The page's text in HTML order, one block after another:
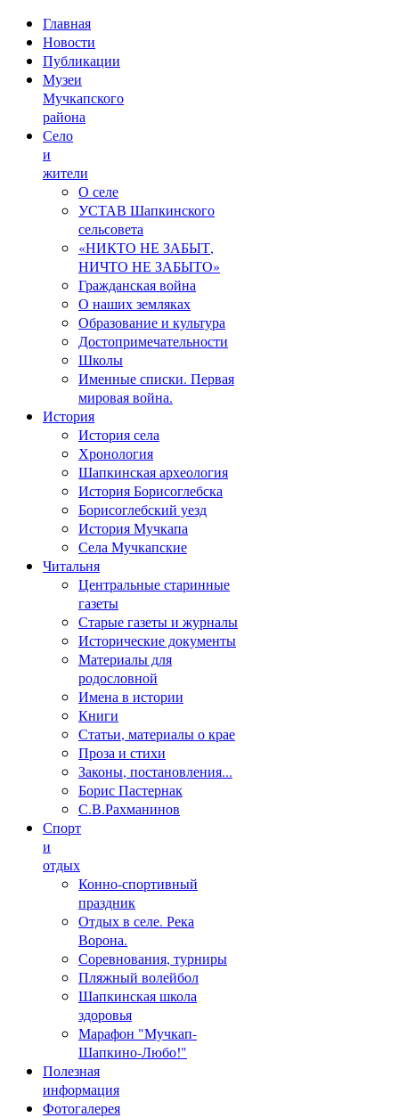
Главная
Новости
Публикации
Музеи
Мучкапского
района
Село
и
жители
О селе
УСТАВ Шапкинского
сельсовета
«НИКТО НЕ ЗАБЫТ,
НИЧТО НЕ ЗАБЫТО»
Гражданская война
О наших земляках
Образование и культура
Достопримечательности
Школы
Именные списки. Первая
мировая война.
История
История села
Хронология
Шапкинская археология
История Борисоглебска
Борисоглебский уезд
История Мучкапа
Села Мучкапские
Читальня
Центральные старинные
газеты
Старые газеты и журналы
Исторические документы
Материалы для
родословной
Имена в истории
Книги
Статьи, материалы о крае
Проза и стихи
Законы, постановления...
Борис Пастернак
С.В.Рахманинов
Спорт
и
отдых
Конно-спортивный
праздник
Отдых в селе. Река
Ворона.
Соревнования, турниры
Пляжный волейбол
Шапкинская школа
здоровья
Марафон "Мучкап-
Шапкино-Любо!"
Полезная
информация
Фотогалерея